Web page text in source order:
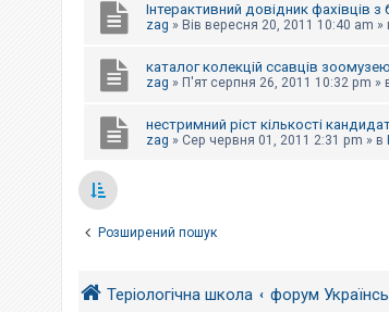
Інтерактивний довідник фахівців з
zag » Вів вересня 20, 2011 10:40 am »
каталог колекцій ссавців
zag » П'ят серпня 26, 2011 10:32 pm »
нестримний ріст кількості
zag » Сер червня 01, 2011 2:31 pm » в
Розширений пошук
Теріологічна школа форум